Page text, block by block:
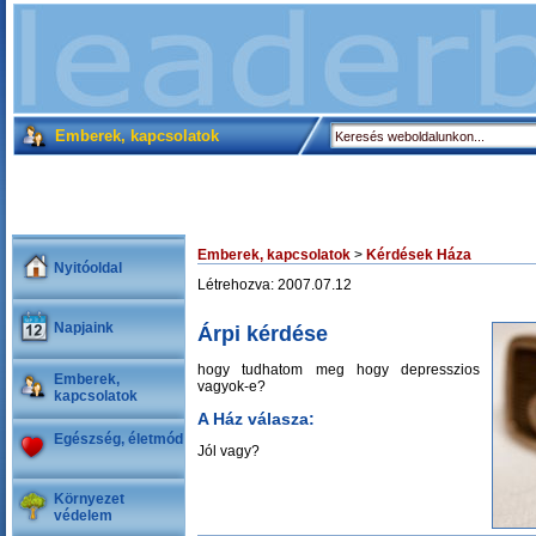
Emberek, kapcsolatok
Nyitóoldal
Napjaink
Emberek,
kapcsolatok
Egészség, életmód
Környezet
védelem
Emberek, kapcsolatok > Kérdések Háza
Létrehozva: 2007.07.12
Árpi kérdése
hogy tudhatom meg hogy depresszios
vagyok-e?
A Ház válasza:
Jól vagy?